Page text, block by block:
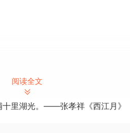
Horror Samples FX
阅读全文
十里湖光。——张孝祥《西江月》